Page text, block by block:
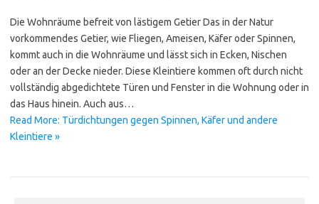
Die Wohnräume befreit von lästigem Getier Das in der Natur
vorkommendes Getier, wie Fliegen, Ameisen, Käfer oder Spinnen,
kommt auch in die Wohnräume und lässt sich in Ecken, Nischen
oder an der Decke nieder. Diese Kleintiere kommen oft durch nicht
vollständig abgedichtete Türen und Fenster in die Wohnung oder in
das Haus hinein. Auch aus…
Read More: Türdichtungen gegen Spinnen, Käfer und andere
Kleintiere »